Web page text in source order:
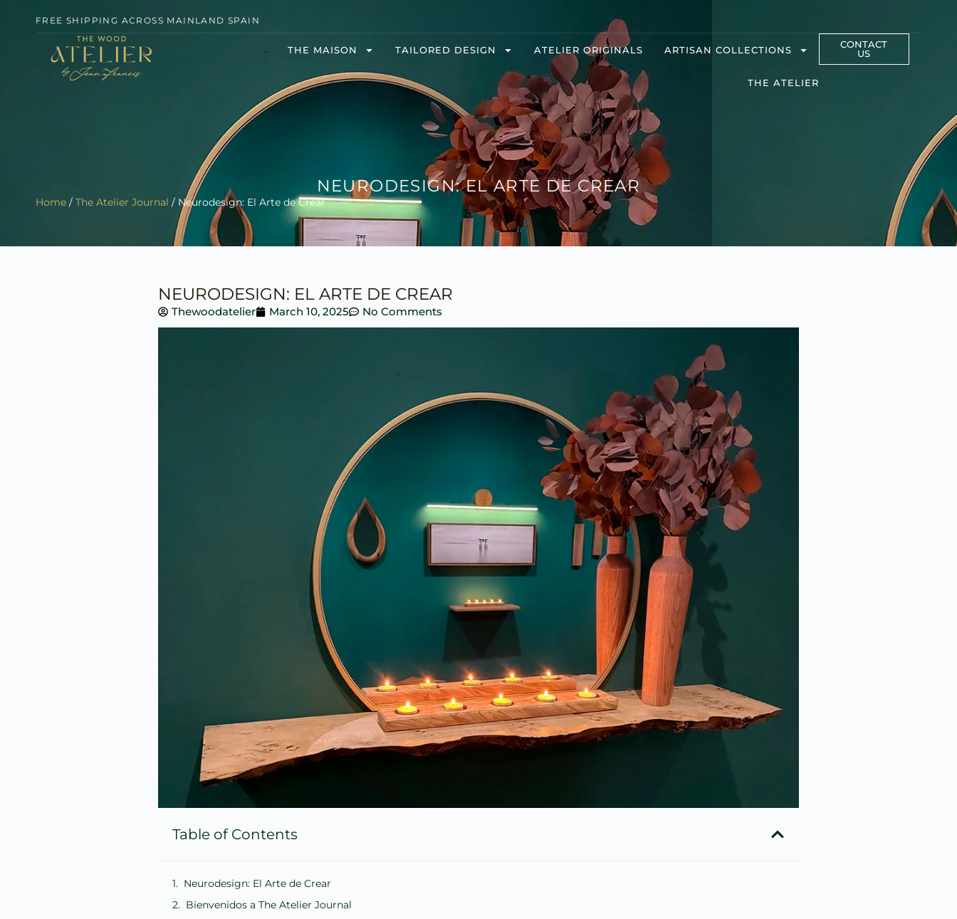
FREE SHIPPING ACROSS MAINLAND SPAIN
THE MAISON TAILORED DESIGN ATELIER ORIGINALS ARTISAN COLLECTIONS
THE ATELIER
CONTACT
US
NEURODESIGN: EL ARTE DE CREAR
Home / The Atelier Journal / Neurodesign: El Arte de Crear
NEURODESIGN: EL ARTE DE CREAR
Thewoodatelier March 10, 2025 No Comments
Table of Contents
Neurodesign: El Arte de Crear
Bienvenidos a The Atelier Journal